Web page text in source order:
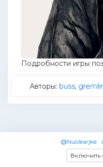
Подробности игры
Авторы: buss,
@Nuclearjke
Включить